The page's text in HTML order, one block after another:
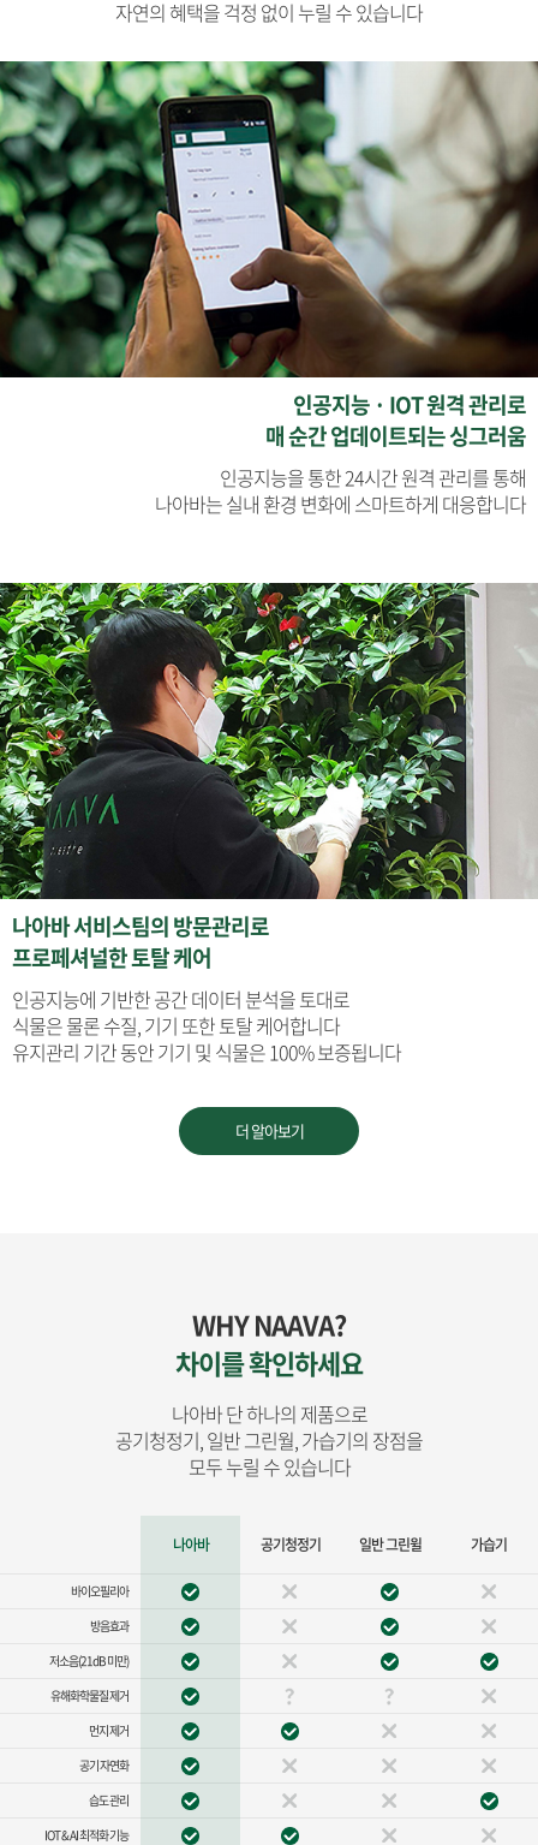
자연의 혜택을 걱정 없이 누릴 수 있습니다
인공지능 · IOT 원격 관리로
매 순간 업데이트되는 싱그러움
인공지능을 통한 24시간 원격 관리를 통해
나아바는 실내 환경 변화에 스마트하게 대응합니다
나아바 서비스팀의 방문관리로
프로페셔널한 토탈 케어
인공지능에 기반한 공간 데이터 분석을 토대로
식물은 물론 수질, 기기 또한 토탈 케어합니다
유지관리 기간 동안 기기 및 식물은 100% 보증됩니다
더 알아보기
WHY NAAVA?
차이를 확인하세요
나아바 단 하나의 제품으로
공기청정기, 일반 그린월, 가습기의 장점을
모두 누릴 수 있습니다
나아바 공기청정기 일반 그린윌 가습기
바이오필리아
방음효과
저소음(21dB 미만)
유해화학물질 제거
먼지 제거
공기 자연화
습도 관리
IOT & AI 최적화 기능